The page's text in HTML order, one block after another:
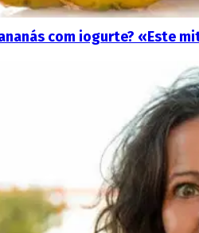
com iogurte? «Este